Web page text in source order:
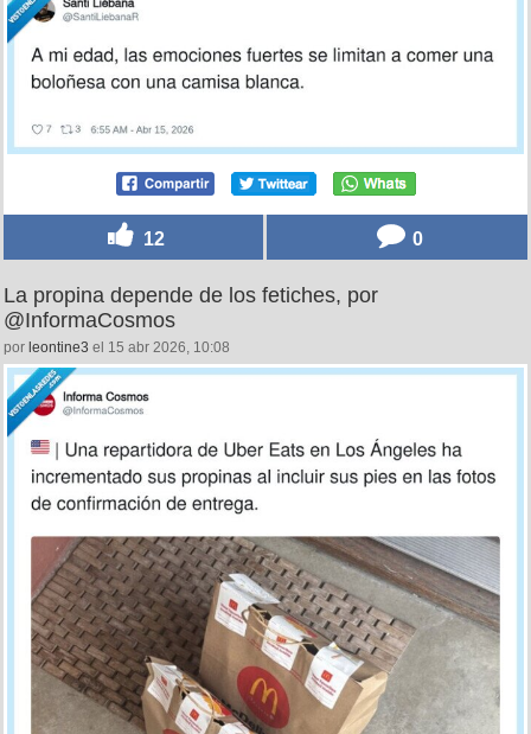
12 0
La propina depende de los fetiches, por
@InformaCosmos
por leontine3 el 15 abr 2026, 10:08